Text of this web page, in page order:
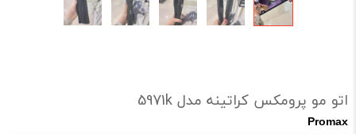
اتو مو پرومکس کراتینه مدل 5971k
Promax